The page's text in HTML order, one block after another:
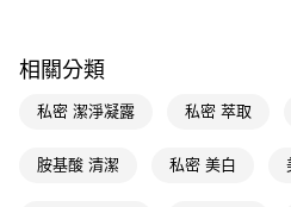
【關於「AFTEE先享後付」】
便利好安心！
２．便利：只要手機號碼，簡訊認證，
相關分類
私密 潔淨凝露 私密 萃取
胺基酸 清潔 私密 美白